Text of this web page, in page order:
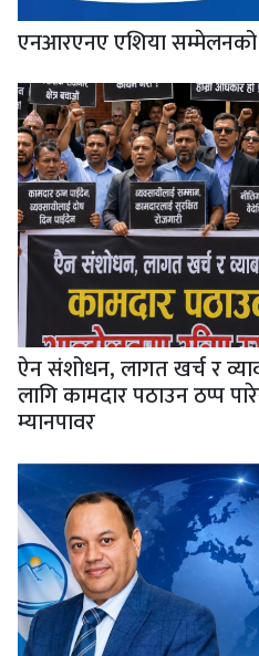
एनआरएनए एशिया सम्मेलनको
ऐन संशोधन, लागत खर्च र
लागि कामदार पठाउन ठप्प
म्यानपावर